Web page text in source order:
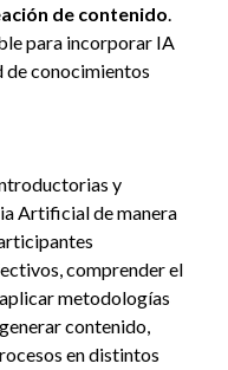
de contenido.
para incorporar IA
de conocimientos
y
Artificial de manera
comprender el
metodologías
contenido,
en distintos